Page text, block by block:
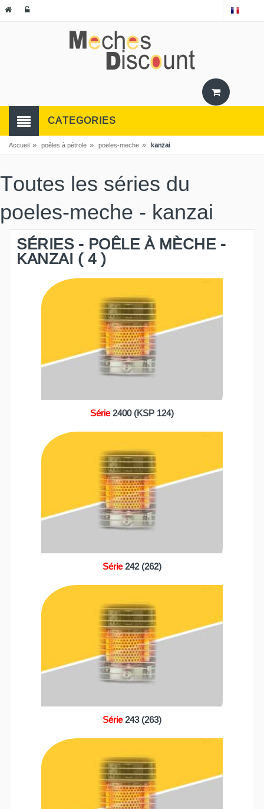
CATEGORIES
Accueil » poêles à pétrole » poeles-meche » kanzai
Toutes les séries du
poeles-meche - kanzai
SÉRIES - POÊLE À MÈCHE -
KANZAI ( 4 )
Série 2400 (KSP 124)
Série 242 (262)
Série 243 (263)